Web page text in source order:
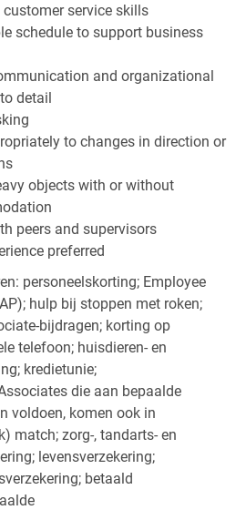
service skills
schedule to support business
and organizational
detail
to changes in direction or
objects with or without
peers and supervisors
preferred
personeelskorting; Employee
hulp bij stoppen met roken;
bijdragen; korting op
telefoon; huisdieren- en
kredietunie;
die aan bepaalde
voldoen, komen ook in
match; zorg-, tandarts- en
levensverzekering;
betaald